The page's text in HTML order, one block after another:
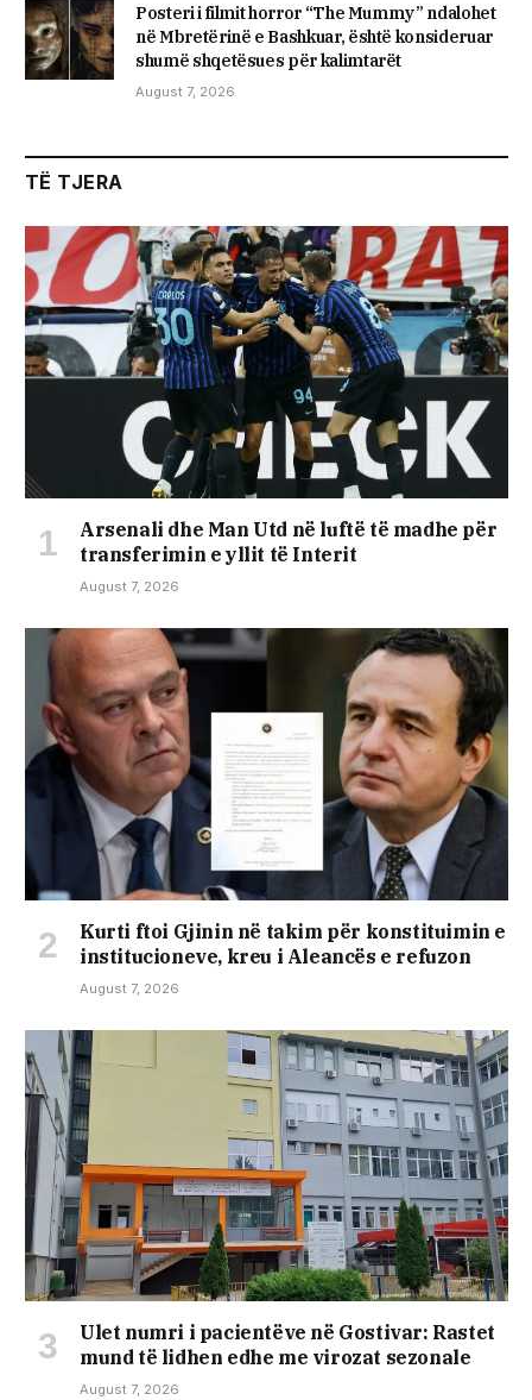
Posteri i filmit horror “The Mummy” ndalohet
në Mbretërinë e Bashkuar, është konsideruar
shumë shqetësues për kalimtarët
August 7, 2026
TË TJERA
Arsenali dhe Man Utd në luftë të madhe për
transferimin e yllit të Interit
August 7, 2026
Kurti ftoi Gjinin në takim për konstituimin e
institucioneve, kreu i Aleancës e refuzon
August 7, 2026
Ulet numri i pacientëve në Gostivar: Rastet
mund të lidhen edhe me virozat sezonale
August 7, 2026